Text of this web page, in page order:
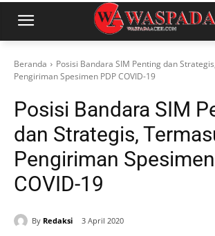
Beranda
Posisi Bandara SIM Penting dan
Pengiriman Spesimen PDP COVID-19
Posisi Bandara SIM
dan Strategis,
Pengiriman
COVID-19
By Redaksi 3 April 2020